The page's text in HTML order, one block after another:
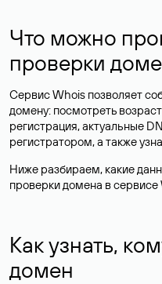
Что можно
проверки
Сервис Whois позволяет
домену: посмотреть
регистрация, актуальные
регистратором, а также
Ниже разбираем, какие
проверки домена в сервисе
Как узнать,
домен